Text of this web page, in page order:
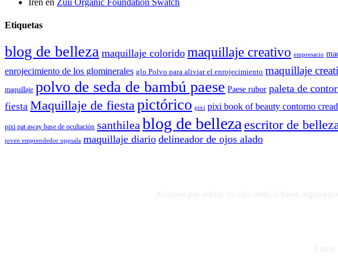
Irén en Zuii Organic Foundation Swatch
Etiquetas
blog de belleza maquillaje colorido maquillaje creativo empresario
enrojecimiento de los glominerales glo Polvo para aliviar el enrojecimiento maquillaje
maquillaje polvo de seda de bambú paese Paese rubor paleta de
fiesta Maquillaje de fiestapictórico pixi pixi book of beauty contorno
pixi pat away base de ocultación santhileablog de bellezaescritor de
joven emprendedor uppsala maquillaje diario delineador de ojos alado